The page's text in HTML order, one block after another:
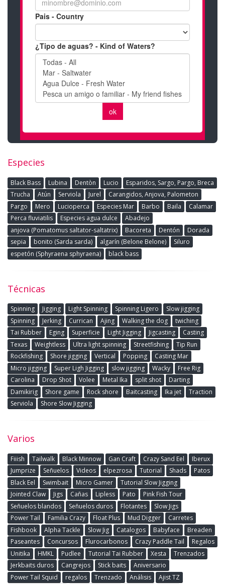
Especies
Black Bass Lubina Dentòn Lucio
Esparidos, Sargo, Pargo, Breca
Trucha
Atún Serviola Jurel
Carangidos, Anjova, Palometon
Pargo
Mero Lucioperca Especies Mar Barbo Baila
Calamar
Perca fluviatilis
Especies agua dulce
Abadejo
anjova (Pomatomus saltator-saltatrix)
Bacoreta Dentón
Dorada
sepia
bonito (Sarda sarda) algarín (Belone Belone)
Siluro
espetón (Sphyraena sphyraena)
black bass
Técnicas
Spinning Jigging Light Spinning Spinning Ligero
Slow jigging
Spinning
Jerking Currican Ajing Walking the dog
twiching
Tai Rubber
Eging Superficie Light Jigging Jigcasting
Casting
Texas
Weightless Ultra light spinning Streetfishing
Tip Run
Rockfishing
Shore jigging Vertical Popping
Casting Mar
Micro jigging
Super Ligh Jigging slow jigging Wacky
Free Rig
Carolina
Drop Shot Volee Metal Ika split shot
Darting
Damikirig
Shore game Rock shore Baitcasting Ika jet
Traction
Serviola
Shore Slow Jigging
Varios
Fiiish Tailwalk Black Minnow Gan Craft Crazy Sand Eel
Iberux
Jumprize
Señuelos Videos elpezrosa Tutorial Shads
Patos
Black Eel
Swimbait Micro Gamer
Tutorial Slow Jigging
Jointed Claw
Jigs Cañas Lipless Pato
Pink Fish Tour
Señuelos blandos
Señuelos duros Flotantes
Slow Jigs
Power Tail
Familia Crazy Float Plus Mud Digger
Carretes
Fishbook
Alpha Tackle Slow Jig Catalogos Babyface
Breaden
Paseantes
Concursos Flurocarbonos Crazy Paddle Tail
Regalos
Unitika
HMKL Pudlee Tutorial Tai Rubber Xesta
Trenzados
Jerkbaits duros
Cangrejos Stick baits
Aniversario
Power Tail Squid
regalos Trenzado Análisis
Ajist TZ